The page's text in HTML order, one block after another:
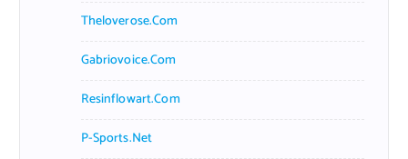
Theloverose.com
Gabriovoice.com
Resinflowart.com
P-Sports.net